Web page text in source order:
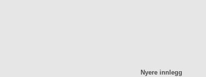
Nyere innlegg